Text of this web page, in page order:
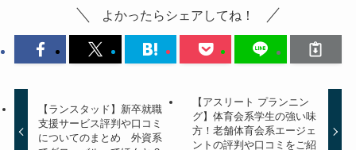
よかったらシェアしてね！
【ランスタッド】新卒就職
支援サービス評判や口コミ
についてのまとめ 外資系
【アスリート プランニン
グ】体育会系学生の強い味
方！老舗体育会系エージェ
ントの評判や口コミをご紹